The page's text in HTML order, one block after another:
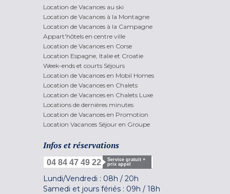
Location de Vacances au ski
Location de Vacances à la Montagne
Location de Vacances à la Campagne
Appart'hôtels en centre ville
Location de Vacances en Corse
Location Espagne, Italie et Croatie
Week-ends et courts Séjours
Location de Vacances en Mobil Homes
Location de Vacances en Chalets
Location de Vacances en Chalets Luxe
Locations de dernières minutes
Location de Vacances en Promotion
Location Vacances Séjour en Groupe
Infos et réservations
04 84 47 49 22
Service gratuit +
prix appel
Lundi/Vendredi : 08h / 20h
Samedi et jours fériés : 09h / 18h